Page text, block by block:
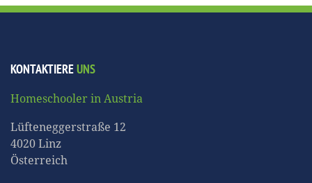
KONTAKTIEREUNS
Homeschooler in Austria
Lüfteneggerstraße 12
4020 Linz
Österreich